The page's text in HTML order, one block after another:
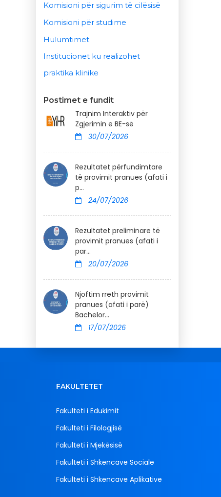
Komisioni për sigurim të cilësisë
Komisioni për studime
Hulumtimet
Institucionet ku realizohet
praktika klinike
Postimet e fundit
Trajnim Interaktiv për
Zgjerimin e BE-së
30/07/2026
Rezultatet përfundimtare
të provimit pranues (afati i
p...
24/07/2026
Rezultatet preliminare të
provimit pranues (afati i
par...
20/07/2026
Njoftim rreth provimit
pranues (afati i parë)
Bachelor...
17/07/2026
FAKULTETET
Fakulteti i Edukimit
Fakulteti i Filologjisë
Fakulteti i Mjekësisë
Fakulteti i Shkencave Sociale
Fakulteti i Shkencave Aplikative